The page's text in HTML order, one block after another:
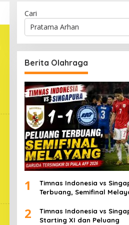
Cari
Berita Olahraga
1
Timnas Indonesia vs
Terbuang, Semifinal
2
Timnas Indonesia vs
Starting XI dan Peluang